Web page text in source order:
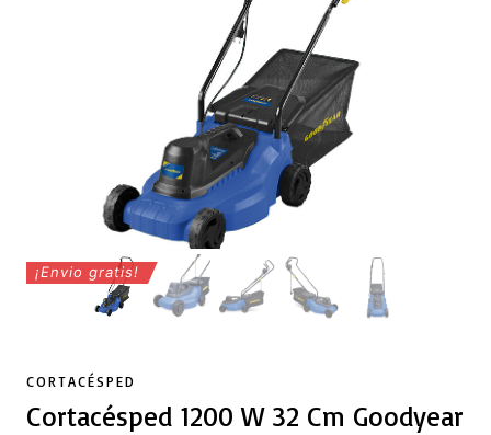
¡Envio gratis!
CORTACÉSPED
Cortacésped 1200 W 32 Cm Goodyear